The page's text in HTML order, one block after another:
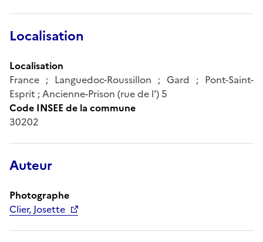
Localisation
Localisation
France ; Languedoc-Roussillon ; Gard ; Pont-Saint-
Esprit ; Ancienne-Prison (rue de l') 5
Code INSEE de la commune
30202
Auteur
Photographe
Clier, Josette